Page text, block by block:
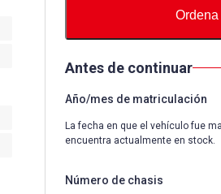
Ordena
Antes de continuar
Año/mes de matriculación
La fecha en que el vehículo fue
encuentra actualmente en stock.
Número de chasis